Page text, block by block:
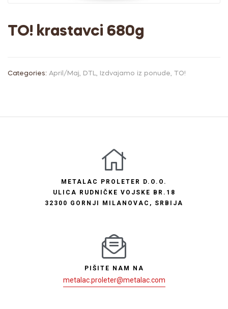
TO! krastavci 680g
Categories: April/Maj, DTL, Izdvajamo iz ponude, TO!
METALAC PROLETER D.O.O.
ULICA RUDNIČKE VOJSKE BR.18
32300 GORNJI MILANOVAC, SRBIJA
PIŠITE NAM NA
metalac.proleter@metalac.com